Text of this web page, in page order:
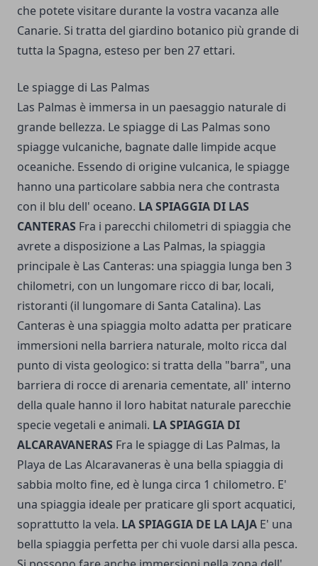
che potete visitare durante la vostra vacanza alle
Canarie. Si tratta del giardino botanico più grande di
tutta la Spagna, esteso per ben 27 ettari.
Le spiagge di Las Palmas
Las Palmas è immersa in un paesaggio naturale di
grande bellezza. Le spiagge di Las Palmas sono
spiagge vulcaniche, bagnate dalle limpide acque
oceaniche. Essendo di origine vulcanica, le spiagge
hanno una particolare sabbia nera che contrasta
con il blu dell' oceano. LA SPIAGGIA DI LAS
CANTERAS Fra i parecchi chilometri di spiaggia che
avrete a disposizione a Las Palmas, la spiaggia
principale è Las Canteras: una spiaggia lunga ben 3
chilometri, con un lungomare ricco di bar, locali,
ristoranti (il lungomare di Santa Catalina). Las
Canteras è una spiaggia molto adatta per praticare
immersioni nella barriera naturale, molto ricca dal
punto di vista geologico: si tratta della "barra", una
barriera di rocce di arenaria cementate, all' interno
della quale hanno il loro habitat naturale parecchie
specie vegetali e animali. LA SPIAGGIA DI
ALCARAVANERAS Fra le spiagge di Las Palmas, la
Playa de Las Alcaravaneras è una bella spiaggia di
sabbia molto fine, ed è lunga circa 1 chilometro. E'
una spiaggia ideale per praticare gli sport acquatici,
soprattutto la vela. LA SPIAGGIA DE LA LAJA E' una
bella spiaggia perfetta per chi vuole darsi alla pesca.